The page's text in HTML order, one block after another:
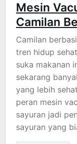
Mesin
Camilan
Camilan
tren hidup
suka makanan
sekarang
yang lebih
peran mesin
sayuran jadi
sayuran yang